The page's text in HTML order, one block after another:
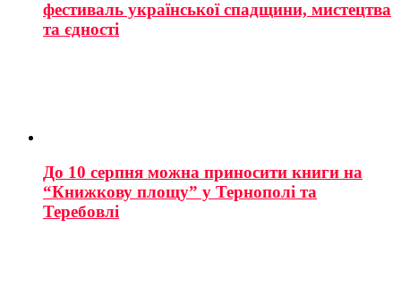
фестиваль української спадщини, мистецтва
та єдності
До 10 серпня можна приносити книги на
“Книжкову площу” у Тернополі та
Теребовлі